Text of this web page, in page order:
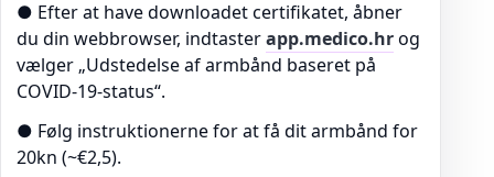
● Efter at have downloadet certifikatet, åbner
du din webbrowser, indtasterapp.medico.hrog
vælger „Udstedelse af armbånd baseret på
COVID-19-status“.
● Følg instruktionerne for at få dit armbånd for
20kn (~€2,5).